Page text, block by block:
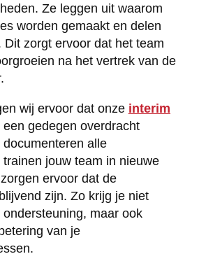
Ze leggen uit waarom
worden gemaakt en delen
Dit zorgt ervoor dat het team
na het vertrek van de
wij ervoor dat onze interim
gedegen overdracht
alle
jouw team in nieuwe
ervoor dat de
zijn. Zo krijg je niet
maar ook
van je